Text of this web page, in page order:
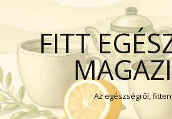
FITT
Az egészségről, fitten